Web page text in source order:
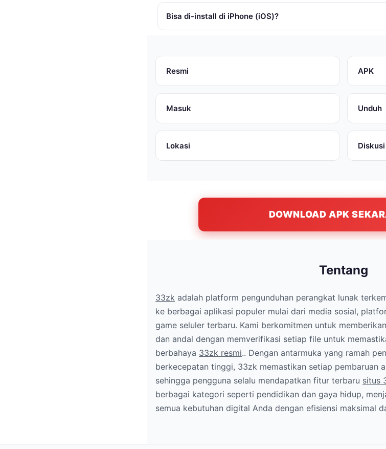
Bisa di-install di iPhone (iOS)?
Resmi APK
Masuk Unduh
Lokasi Diskusi
DOWNLOAD APK
Tentang
33zk adalah platform pengunduhan perangkat lunak
ke berbagai aplikasi populer mulai dari media sosial,
game seluler terbaru. Kami berkomitmen untuk
dan andal dengan memverifikasi setiap file untuk
berbahaya 33zk resmi.. Dengan antarmuka yang ramah
berkecepatan tinggi, 33zk memastikan setiap pembaruan
sehingga pengguna selalu mendapatkan fitur terbaru situs
berbagai kategori seperti pendidikan dan gaya hidup,
semua kebutuhan digital Anda dengan efisiensi maksimal